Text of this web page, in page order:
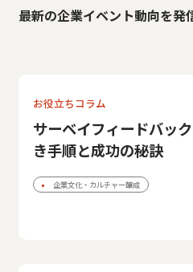
最新の企業イベント動向を発
お役立ちコラム
サーベイフィードバッ
き手順と成功の秘訣
企業文化・カルチャー醸成